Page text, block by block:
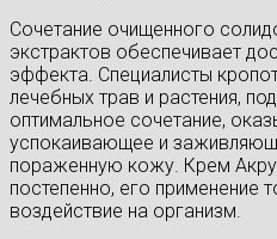
Сочетание очищенного
экстрактов обеспечивает
эффекта. Специалисты
лечебных трав и растения,
оптимальное сочетание,
успокаивающее и
пораженную кожу. Крем
постепенно, его применение
воздействие на организм.